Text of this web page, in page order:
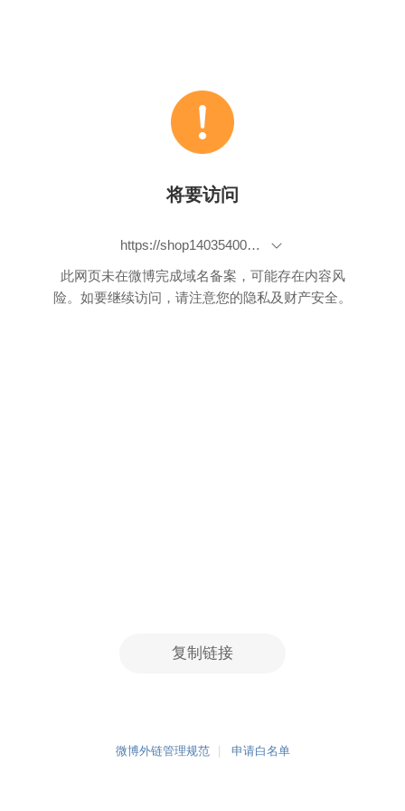
将要访问
https://shop140354009.taobao.com/shop/view_shop.htm?spm=a230r.1.14.4.ada563cblcE0eV&user_number_id=2677528533
此网页未在微博完成域名备案，可能存在内容风
险。如要继续访问，请注意您的隐私及财产安全。
复制链接
微博外链管理规范 申请白名单